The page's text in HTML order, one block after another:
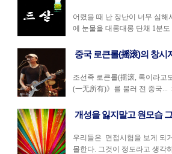
어렸을 때 난 장난이 너무 심
에 눈물을 대롱대롱 단채 1분
중국 로큰롤(摇滚)의 창시
조선족 로큰롤(摇滚, 록이라고
(一无所有)》를 불러 전 중국...
개성을 잃지말고 원모습
우리들은 면접시험을 보게 되
몰한다. 그것이 정도라고 생각